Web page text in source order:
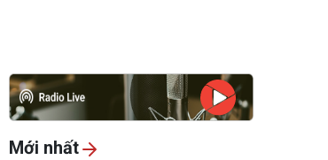
Mới nhất